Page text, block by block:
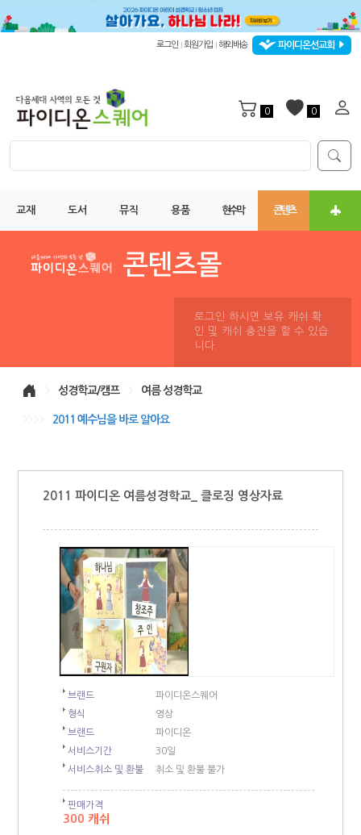
로그인 회원가입 해외배송 파이디온선교회
0 0
교재 도서 뮤직 용품 현수막 콘텐츠
로그인 하시면 보유 캐쉬 확
인 및 캐쉬 충전을 할 수 있습
니다.
성경학교/캠프 여름 성경학교
2011 예수님을 바로 알아요
2011 파이디온 여름성경학교_ 클로징 영상자료
브랜드
파이디온스퀘어
형식
영상
브랜드
파이디온
서비스기간
30일
서비스취소 및 환불
취소 및 환불 불가
판매가격
300 캐쉬